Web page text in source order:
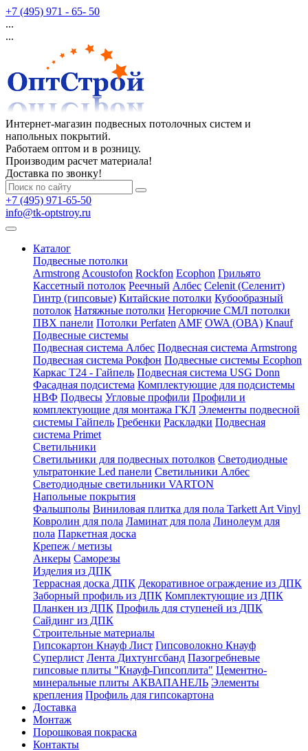
+7 (495) 971 - 65- 50
...
...
Интернет-магазин подвесных потолочных систем и
напольных покрытий.
Работаем оптом и в розницу.
Производим расчет материала!
Доставка по звонку!
+7 (495) 971-65-50
info@tk-optstroy.ru
Каталог
Подвесные потолки
Armstrong Acoustofon Rockfon Ecophon Грильято
Кассетный потолок Реечный Албес Celenit (Селенит)
Гинтр (гипсовые) Китайские потолки Кубообразный
потолок Натяжные потолки Негорючие СМЛ потолки
ПВХ панели Потолки Perfaten AMF OWA (ОВА) Knauf
Подвесные системы
Подвесная система Албес Подвесная система Armstrong
Подвесная система Рокфон Подвесные системы Ecophon
Каркас Т24 - Гайпель Подвесная система USG Donn
Фасадная подсистема Комплектующие для подсистемы
НВФ Подвесы Угловые профили Профили и
комплектующие для монтажа ГКЛ Элементы подвесной
системы Гайпель Гребенки Раскладки Подвесная
система Primet
Светильники
Светильники для подвесных потолков Светодиодные
ультратонкие Led панели Светильники Албес
Светодиодные светильники VARTON
Напольные покрытия
Фальшполы Виниловая плитка для пола Tarkett Art Vinyl
Ковролин для пола Ламинат для пола Линолеум для
пола Паркетная доска
Крепеж / метизы
Анкеры Саморезы
Изделия из ДПК
Террасная доска ДПК Декоративное ограждение из ДПК
Заборный профиль из ДПК Комплектующие из ДПК
Планкен из ДПК Профиль для ступеней из ДПК
Сайдинг из ДПК
Строительные материалы
Гипсокартон Кнауф Лист Гипсоволокно Кнауф
Суперлист Лента Дихтунгсбанд Пазогребневые
гипсовые плиты "Кнауф-Гипсоплита" Цементно-
минеральные плиты АКВАПАНЕЛЬ Элементы
крепления Профиль для гипсокартона
Доставка
Монтаж
Порошковая покраска
Контакты